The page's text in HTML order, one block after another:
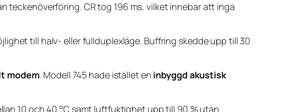
teckenöverföring. CR tog 196 ms, vilket innebar att inga
till halv- eller fullduplexläge. Buffring skedde upp till 30
modem. Modell 745 hade istället en inbyggd akustisk
10 och 40 °C samt luftfuktighet upp till 90 % utan